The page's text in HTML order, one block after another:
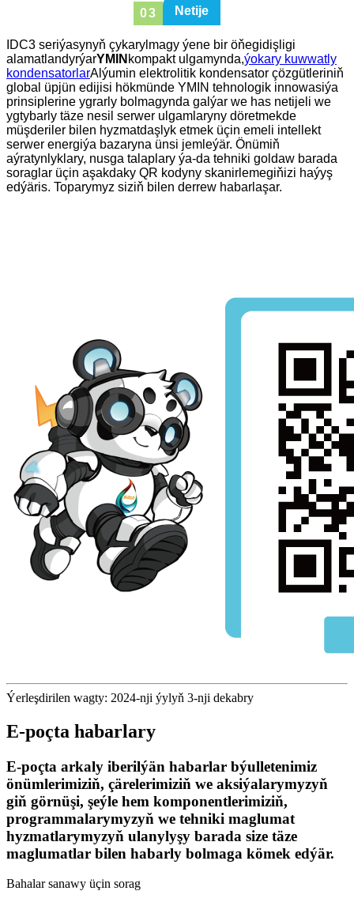
03 Netije
IDC3 seriýasynyň çykarylmagy ýene bir öňegidişligi
alamatlandyrýarYMIN kompakt ulgamynda,ýokary kuwwatly
kondensatorlarAlýumin elektrolitik kondensator çözgütleriniň
global üpjün edijisi hökmünde YMIN tehnologik innowasiýa
prinsiplerine ygrarly bolmagynda galýar we has netijeli we
ygtybarly täze nesil serwer ulgamlaryny döretmekde
müşderiler bilen hyzmatdaşlyk etmek üçin emeli intellekt
serwer energiýa bazaryna ünsi jemleýär. Önümiň
aýratynlyklary, nusga talaplary ýa-da tehniki goldaw barada
soraglar üçin aşakdaky QR kodyny skanirlemegiňizi haýyş
edýäris. Toparymyz siziň bilen derrew habarlaşar.
Ýerleşdirilen wagty: 2024-nji ýylyň 3-nji dekabry
E-poçta habarlary
E-poçta arkaly iberilýän habarlar býulletenimiz
önümlerimiziň, çärelerimiziň we aksiýalarymyzyň
giň görnüşi, şeýle hem komponentlerimiziň,
programmalarymyzyň we tehniki maglumat
hyzmatlarymyzyň ulanylyşy barada size täze
maglumatlar bilen habarly bolmaga kömek edýär.
Bahalar sanawy üçin sorag